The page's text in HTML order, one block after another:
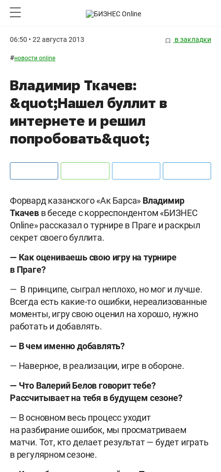
06:50 • 22 августа 2013 в закладки
#новости online
Владимир Ткачев:
&quot;Нашел буллит в
интернете и решил
попробовать&quot;
Форвард казанского «Ак Барса» Владимир
Ткачевв беседе с корреспондентом «БИЗНЕС
Online» рассказал о турнире в Праге и раскрыл
секрет своего буллита.
— Как оцениваешь свою игру на турнире
в Праге?
— В принципе, сыграл неплохо, но мог и лучше.
Всегда есть какие-то ошибки, нереализованные
моменты, игру свою оценил на хорошо, нужно
работать и добавлять.
— В чем именно добавлять?
— Наверное, в реализации, игре в обороне.
— Что Валерий Белов говорит тебе?
Рассчитывает на тебя в будущем сезоне?
— В основном весь процесс уходит
на разбирание ошибок, мы просматриваем
матчи. Тот, кто делает результат — будет играть
в регулярном сезоне.